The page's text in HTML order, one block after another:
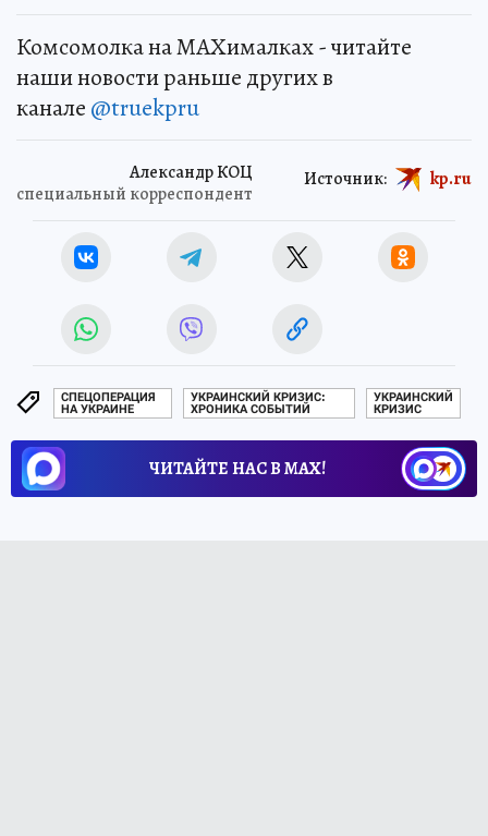
Комсомолка на MAXималках - читайте
наши новости раньше других в
канале @truekpru
Александр КОЦ
специальный корреспондент
Источник: kp.ru
СПЕЦОПЕРАЦИЯ
НА УКРАИНЕ
УКРАИНСКИЙ КРИЗИС:
ХРОНИКА СОБЫТИЙ
УКРАИНСКИЙ
КРИЗИС
ЧИТАЙТЕ НАС В МАХ!